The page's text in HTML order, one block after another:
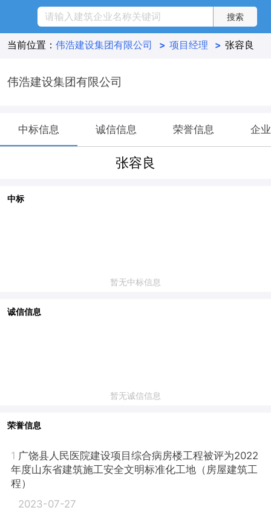
当前位置： 伟浩建设集团有限公司 > 项目经理 > 张容良
伟浩建设集团有限公司
中标信息 诚信信息 荣誉信息 企
张容良
中标
暂无中标信息
诚信信息
暂无诚信信息
荣誉信息
1 广饶县人民医院建设项目综合病房楼工程被评为2022
年度山东省建筑施工安全文明标准化工地（房屋建筑工
程）
2023-07-27